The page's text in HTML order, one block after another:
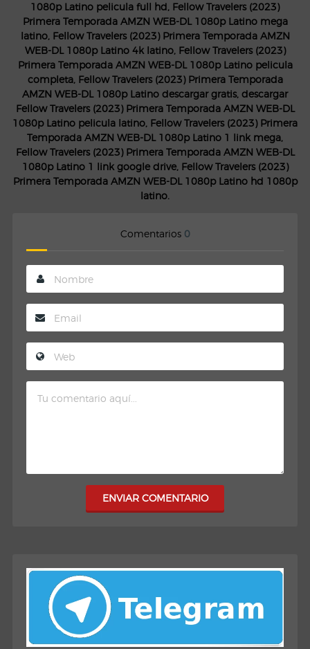
1080p Latino pelicula full hd, Fellow Travelers (2023)
Primera Temporada AMZN WEB-DL 1080p Latino mega
latino, Fellow Travelers (2023) Primera Temporada AMZN
WEB-DL 1080p Latino 4k latino, Fellow Travelers (2023)
Primera Temporada AMZN WEB-DL 1080p Latino pelicula
completa, Fellow Travelers (2023) Primera Temporada
AMZN WEB-DL 1080p Latino descargar gratis, descargar
Fellow Travelers (2023) Primera Temporada AMZN WEB-DL
1080p Latino pelicula latino, Fellow Travelers (2023) Primera
Temporada AMZN WEB-DL 1080p Latino 1 link mega,
Fellow Travelers (2023) Primera Temporada AMZN WEB-DL
1080p Latino 1 link google drive, Fellow Travelers (2023)
Primera Temporada AMZN WEB-DL 1080p Latino hd 1080p
latino.
Comentarios 0
ENVIAR COMENTARIO